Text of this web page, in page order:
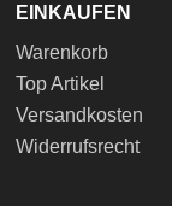
EINKAUFEN
Warenkorb
Top Artikel
Versandkosten
Widerrufsrecht